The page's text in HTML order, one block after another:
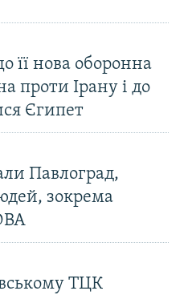
її нова оборонна
проти Ірану і до
Єгипет
Павлоград,
зокрема
ТЦК